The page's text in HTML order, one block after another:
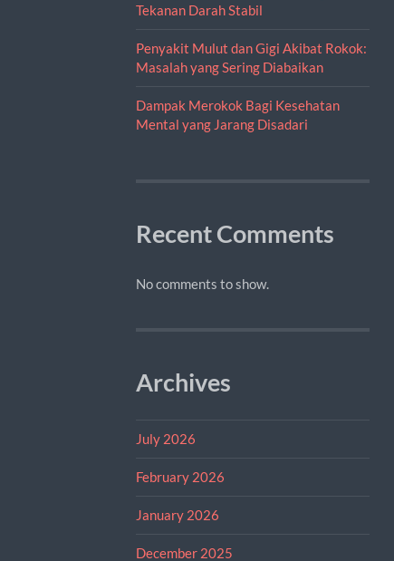
Tekanan Darah Stabil
Penyakit Mulut dan Gigi Akibat Rokok:
Masalah yang Sering Diabaikan
Dampak Merokok Bagi Kesehatan
Mental yang Jarang Disadari
Recent Comments
No comments to show.
Archives
July 2026
February 2026
January 2026
December 2025